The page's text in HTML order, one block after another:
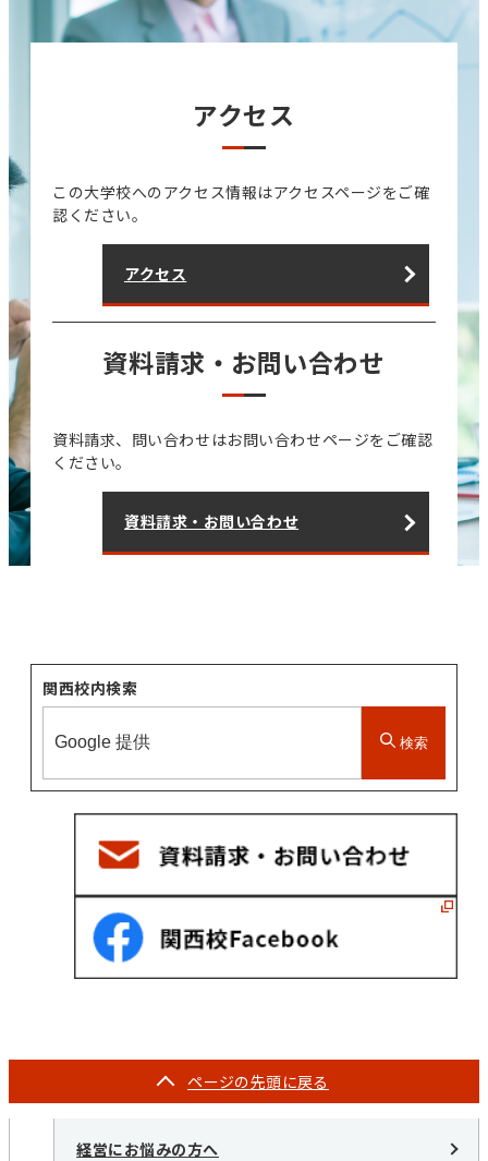
関西校内検索
検索
アクセス
この大学校へのアクセス情報はアクセスページをご確
認ください。
アクセス
資料請求・お問い合わせ
資料請求、問い合わせはお問い合わせページをご確認
ください。
資料請求・お問い合わせ
ページの先頭に戻る
経営にお悩みの方へ